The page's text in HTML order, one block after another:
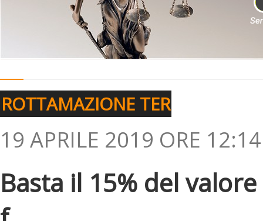
ROTTAMAZIONE TER
19 APRILE 2019 ORE 12:14
Basta il 15% del